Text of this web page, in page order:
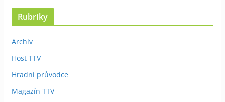
Rubriky
Archiv
Host TTV
Hradní průvodce
Magazín TTV